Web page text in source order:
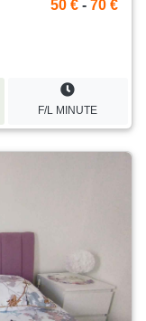
50 € - 70 €
F/L MINUTE